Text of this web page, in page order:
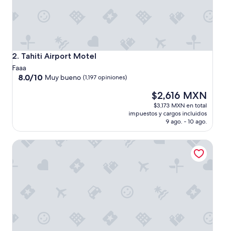
2. Tahiti Airport Motel
Tahiti Airport Motel
Faaa
8.0
opiniones)
8.0/10 Muy bueno (1,197 opiniones)
El
precio
actual
de
$2,616 MXN
$2,616 MXN
$3,173 MXN en total
impuestos y cargos incluidos
9 ago. - 10 ago.
Hilton Hotel Tahiti